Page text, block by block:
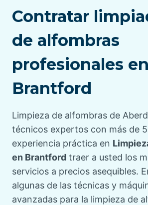
Contratar
de alfombras
profesionales en
Brantford
Limpieza de alfombras de
técnicos expertos con más de
experiencia práctica en
en Brantford traer a usted los
servicios a precios asequibles.
algunas de las técnicas y
avanzadas para la limpieza de